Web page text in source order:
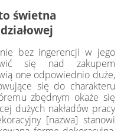
świetna
bez ingerencji w jego
się nad zakupem
one odpowiednio duże,
się do charakteru
zbędnym okaże się
dużych nakładów pracy
[nazwa] stanowi